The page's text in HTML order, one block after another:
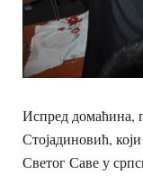
Испред домаћина,
Стојадиновић,
Светог Саве у